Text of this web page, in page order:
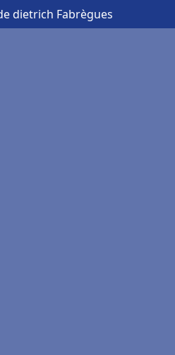
dietrich Fabrègues